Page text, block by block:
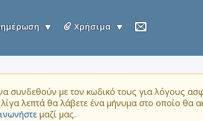
Χρήσιμα
συνδεθούν με τον κωδικό τους για λόγους
λεπτά θα λάβετε ένα μήνυμα στο οποίο θα
μαζί μας.